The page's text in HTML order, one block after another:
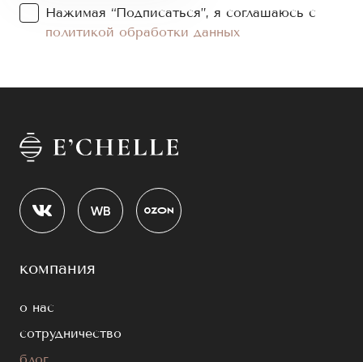
Нажимая “Подписаться”, я соглашаюсь с
политикой обработки данных
компания
о нас
сотрудничество